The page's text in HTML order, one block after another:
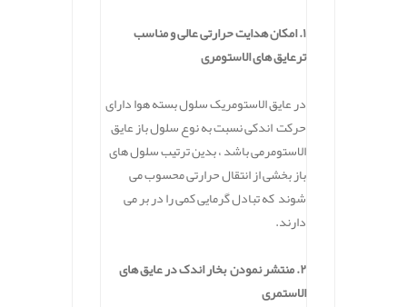
۱. امکان هدایت حرارتی عالی و مناسب
ترعایق های الاستومری
در عایق الاستومریک سلول بسته هوا دارای
حرکت اندکی نسبت به نوع سلول باز عایق
الاستومرمی باشد ، بدین ترتیب سلول های
باز بخشی از انتقال حرارتی محسوب می
شوند که تبادل گرمایی کمی را در بر می
دارند.
۲. منتشر نمودن بخار اندک در عایق های
الاستمری